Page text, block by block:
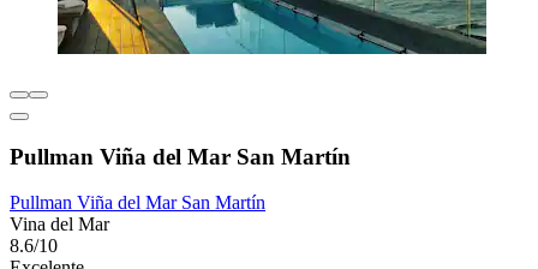
Pullman Viña del Mar San Martín
Pullman Viña del Mar San Martín
Vina del Mar
8.6/10